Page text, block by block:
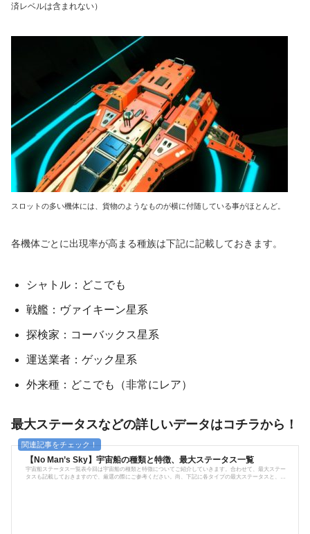
済レベルは含まれない）
スロットの多い機体には、貨物のようなものが横に付随している事がほとんど。
各機体ごとに出現率が高まる種族は下記に記載しておきます。
シャトル：どこでも
戦艦：ヴァイキーン星系
探検家：コーバックス星系
運送業者：ゲック星系
外来種：どこでも（非常にレア）
最大ステータスなどの詳しいデータはコチラから！
【No Man’s Sky】宇宙船の種類と特徴、最大ステータス一覧
宇宙船ステータス一覧表今回は宇宙船の種類と特徴についてご紹介していきます。合わせて、最大ステー
タスも記載しておきますので、厳選の際にご参考ください。尚、下記に各タイプの最大ステータスと、出